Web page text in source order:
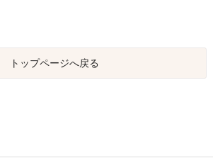
トップページへ戻る